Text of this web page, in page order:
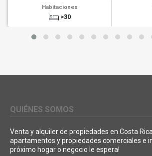
Habitaciones
>30
QUIÉNES SOMOS
Venta y alquiler de propiedades en Costa
apartamentos y propiedades comerciales e
próximo hogar o negocio le espera!